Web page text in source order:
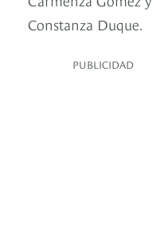
Constanza Duque.
PUBLICIDAD